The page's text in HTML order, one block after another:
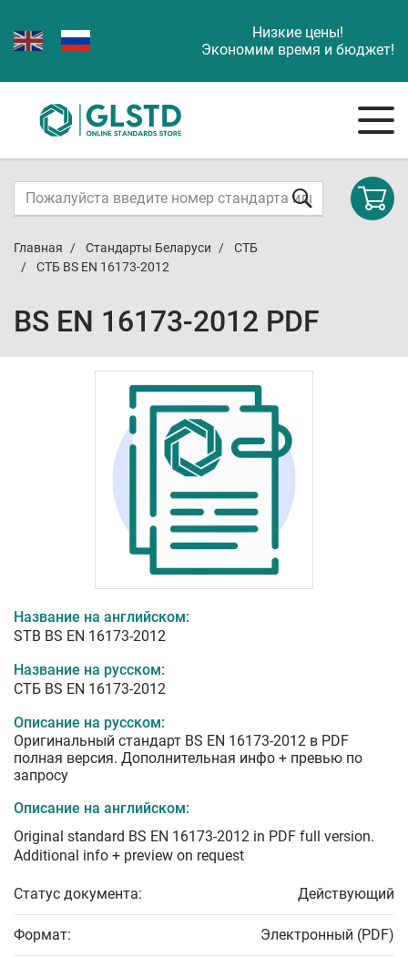
Низкие цены!
Экономим время и бюджет!
Главная Стандарты Беларуси
СТБ
СТБ BS EN 16173-2012
BS EN 16173-2012 PDF
Название на английском:
STB BS EN 16173-2012
Название на русском:
СТБ BS EN 16173-2012
Описание на русском:
Оригинальный стандарт BS EN 16173-2012 в PDF
полная версия. Дополнительная инфо + превью по
запросу
Описание на английском:
Original standard BS EN 16173-2012 in PDF full version.
Additional info + preview on request
Статус документа: Действующий
Формат: Электронный (PDF)